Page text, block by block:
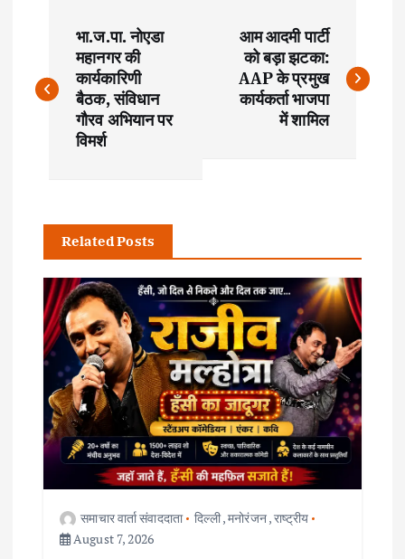
o
s
v
g
a
t
भा.ज.पा. नोएडा
महानगर की
कार्यकारिणी
बैठक, संविधान
गौरव अभियान पर
विमर्श
आम आदमी पार्टी
को बड़ा झटका:
AAP के प्रमुख
कार्यकर्ता भाजपा
में शामिल
Related Posts
समाचार वार्ता संवाददाता दिल्ली,मनोरंजन,राष्ट्रीय
August 7, 2026